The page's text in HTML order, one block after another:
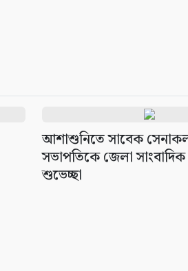
আশাশুনিতে সাবেক
সভাপতিকে জেলা
শুভেচ্ছা